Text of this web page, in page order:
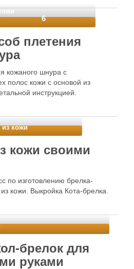
6
плетения
кожаного шнура с
полос кожи с основой из
инструкцией.
кожи
кожи своими
по изготовлению брелка-
кожи. Выкройка Кота-брелка.
брелок для
руками